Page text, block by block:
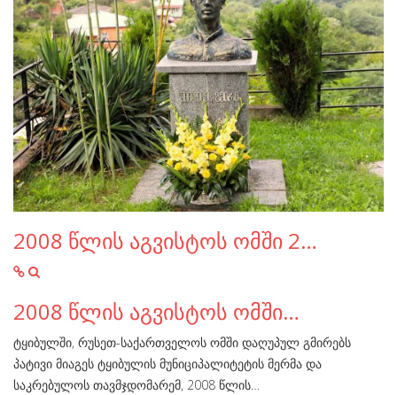
2008 წლის აგვისტოს ომში 2…
2008 წლის აგვისტოს ომში…
ტყიბულში, რუსეთ-საქართველოს ომში დაღუპულ გმირებს
პატივი მიაგეს ტყიბულის მუნიციპალიტეტის მერმა და
საკრებულოს თავმჯდომარემ, 2008 წლის…